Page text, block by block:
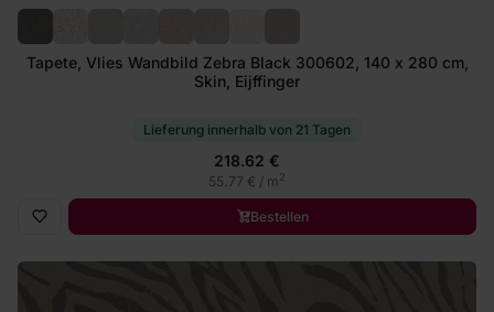
Tapete, Vlies Wandbild Zebra Black 300602, 140 x 280 cm,
Skin, Eijffinger
Lieferung innerhalb von 21 Tagen
218.62 €
55.77 € / m2
Bestellen